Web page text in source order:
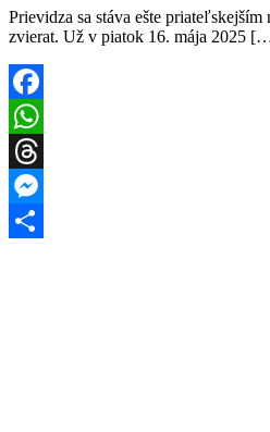
Prievidza sa stáva ešte
zvierat. Už v piatok 16. mája 2025
Facebook
WhatsApp
Threads
Messenger